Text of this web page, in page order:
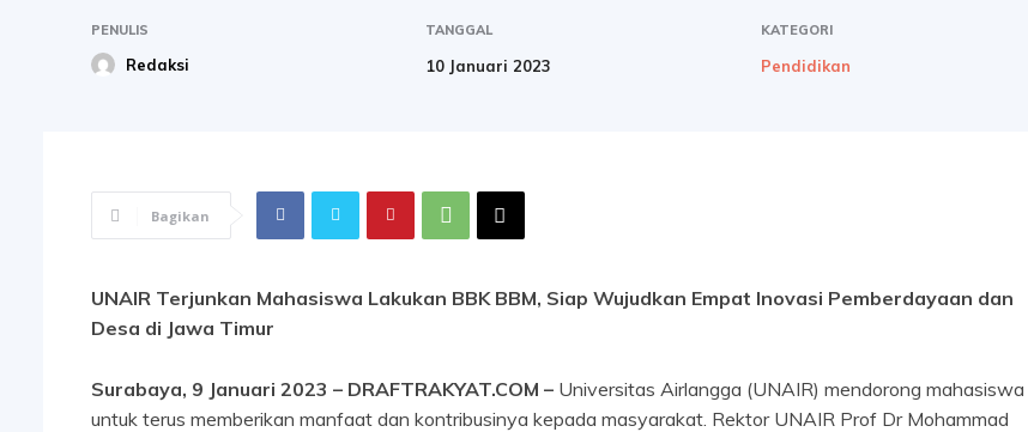
PENULIS
Redaksi
TANGGAL
10 Januari 2023
KATEGORI
Pendidikan
Bagikan
UNAIR Terjunkan Mahasiswa Lakukan BBK BBM, Siap Wujudkan Empat Inovasi Pemberdayaan dan
Desa di Jawa Timur
Surabaya, 9 Januari 2023 – DRAFTRAKYAT.COM – Universitas Airlangga (UNAIR) mendorong mahasiswa
untuk terus memberikan manfaat dan kontribusinya kepada masyarakat. Rektor UNAIR Prof Dr Mohammad